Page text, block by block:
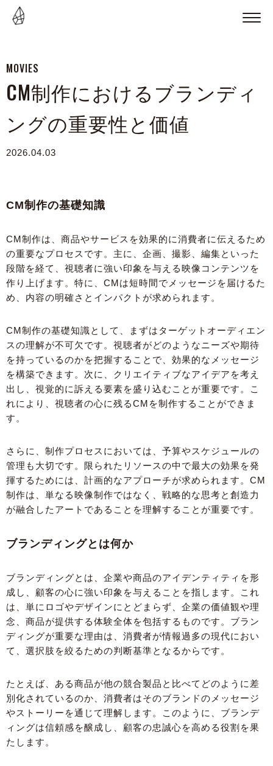
MOVIES
CM制作におけるブランディ
ングの重要性と価値
2026.04.03
CM制作の基礎知識
CM制作は、商品やサービスを効果的に消費者に伝えるため
の重要なプロセスです。主に、企画、撮影、編集といった
段階を経て、視聴者に強い印象を与える映像コンテンツを
作り上げます。特に、CMは短時間でメッセージを届けるた
め、内容の明確さとインパクトが求められます。
CM制作の基礎知識として、まずはターゲットオーディエン
スの理解が不可欠です。視聴者がどのようなニーズや期待
を持っているのかを把握することで、効果的なメッセージ
を構築できます。次に、クリエイティブなアイデアを考え
出し、視覚的に訴える要素を盛り込むことが重要です。こ
れにより、視聴者の心に残るCMを制作することができま
す。
さらに、制作プロセスにおいては、予算やスケジュールの
管理も大切です。限られたリソースの中で最大の効果を発
揮するためには、計画的なアプローチが求められます。CM
制作は、単なる映像制作ではなく、戦略的な思考と創造力
が融合したアートであることを理解することが重要です。
ブランディングとは何か
ブランディングとは、企業や商品のアイデンティティを形
成し、顧客の心に強い印象を与えることを指します。これ
は、単にロゴやデザインにとどまらず、企業の価値観や理
念、商品が提供する体験全体を包括するものです。ブラン
ディングが重要な理由は、消費者が情報過多の現代におい
て、選択肢を絞るための判断基準となるからです。
たとえば、ある商品が他の競合製品と比べてどのように差
別化されているのか、消費者はそのブランドのメッセージ
やストーリーを通じて理解します。このように、ブランデ
ィングは信頼感を醸成し、顧客の忠誠心を高める役割を果
たします。